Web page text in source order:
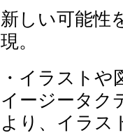
新しい可能性
現。
・イラスト
イージータク
より、イラス